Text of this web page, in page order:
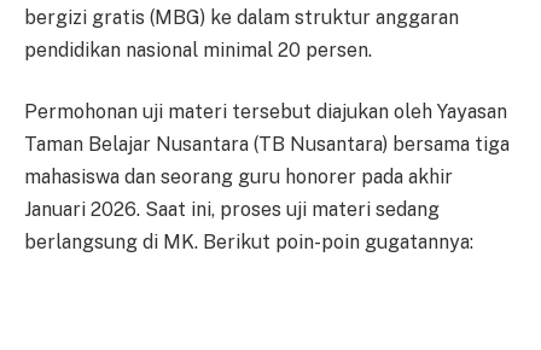
bergizi gratis (MBG) ke dalam struktur anggaran
pendidikan nasional minimal 20 persen.
Permohonan uji materi tersebut diajukan oleh Yayasan
Taman Belajar Nusantara (TB Nusantara) bersama tiga
mahasiswa dan seorang guru honorer pada akhir
Januari 2026. Saat ini, proses uji materi sedang
berlangsung di MK. Berikut poin-poin gugatannya: